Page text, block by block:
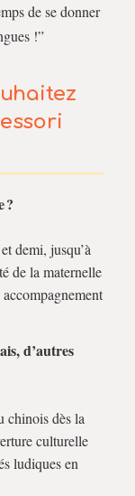
de se donner
!”
?
demi, jusqu’à
de la maternelle
d’autres
chinois dès la
culturelle
ludiques en